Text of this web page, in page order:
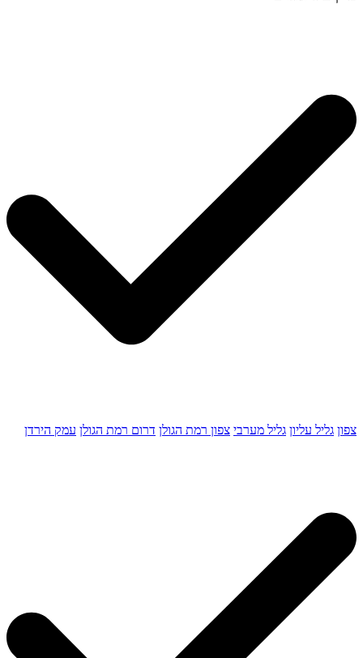
צפון גליל עליון גליל מערבי צפון רמת הגולן דרום רמת הגולן עמק הירדן